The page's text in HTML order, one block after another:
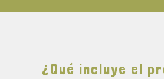
¿Qué incluye el